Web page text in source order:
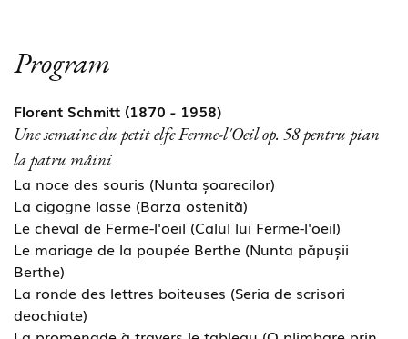
Program
Florent Schmitt (1870 - 1958)
Une semaine du petit elfe Ferme-l'Oeil op. 58 pentru pian
la patru mâini
La noce des souris (Nunta șoarecilor)
La cigogne lasse (Barza ostenită)
Le cheval de Ferme-l'oeil (Calul lui Ferme-l'oeil)
Le mariage de la poupée Berthe (Nunta păpușii
Berthe)
La ronde des lettres boiteuses (Seria de scrisori
deochiate)